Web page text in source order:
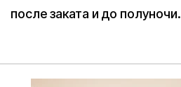
после заката и до полуночи.